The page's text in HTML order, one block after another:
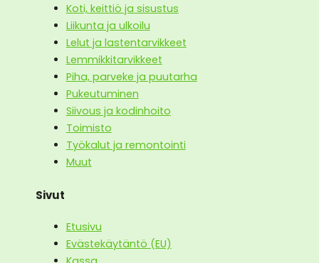
Koti, keittiö ja sisustus
Liikunta ja ulkoilu
Lelut ja lastentarvikkeet
Lemmikkitarvikkeet
Piha, parveke ja puutarha
Pukeutuminen
Siivous ja kodinhoito
Toimisto
Työkalut ja remontointi
Muut
Sivut
Etusivu
Evästekäytäntö (EU)